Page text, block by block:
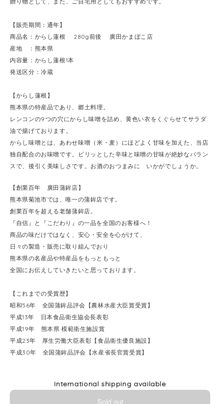
【販売期間：通年】
商品名：からし蓮根 280g前後 廣田かまぼこ店
産地 ：熊本県
内容量：からし蓮根1本
発送区分：冷蔵
【からし蓮根】
熊本県の特産品であり、郷土料理。
レンコンの9つの穴にからし味噌を詰め、黄色い衣をくぐらせてサラダ
油で揚げております。
からし味噌とは、あわせ味噌（米・麦）にほどよく甘味を加えた、当店
独自配合のお味噌です。ピリッとした辛味と味噌の甘味が絶妙なバラン
スで、後引く美味しさです。お酒のおつまみに いかがでしょうか。
【創業百年 廣田蒲鉾店】
熊本県菊池市では、唯一の蒲鉾店です。
創業百年を超える老舗蒲鉾店。
『自信』と『こだわり』の一品を全国のお客様へ！
商品の味だけではなく、安心・安全を心がけて、
日々の製造・販売に取り組んでおり
熊本県の名産品や特産品をもっともっと
全国にお伝えしていきたいと思っております。
【これまでの受賞歴】
昭和56年 全国蒲鉾品評会【農林水産大臣賞受賞】
平成13年 日本食品衛生協会長表彰
平成19年 熊本県 模範衛生施設賞
平成23年 厚生労働大臣表彰【食品衛生優良施設】
平成30年 全国蒲鉾品評会【水産省長官賞受賞】
International shipping available
Sold out